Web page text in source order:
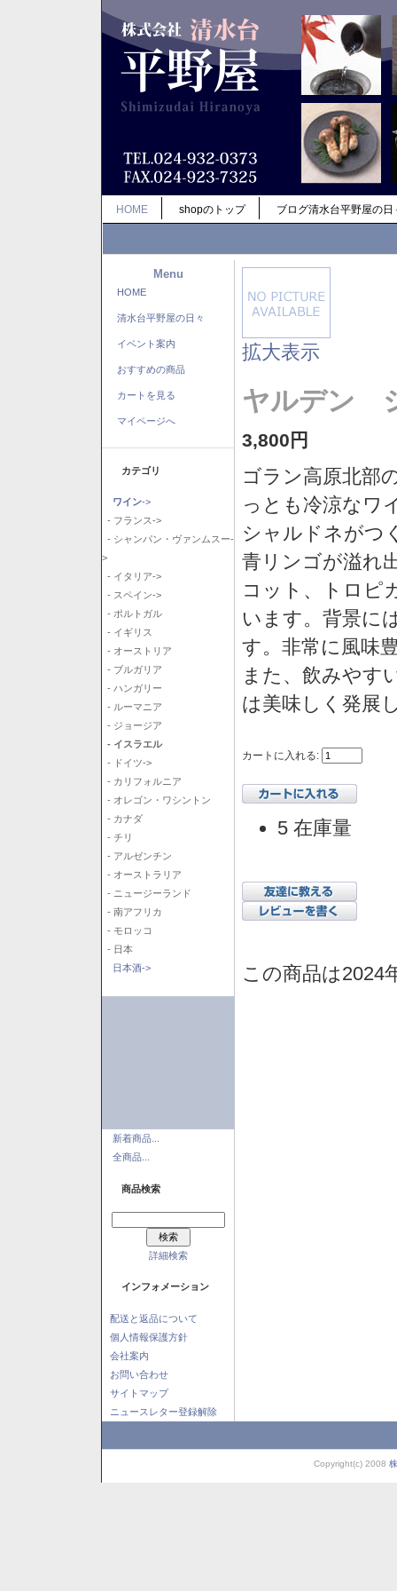
HOME shopのトップ ブログ清水台平野屋の日
Menu
HOME
清水台平野屋の日々
イベント案内
おすすめの商品
カートを見る
マイページへ
カテゴリ
ワイン->
- フランス->
- シャンパン・ヴァンムスー-
>
- イタリア->
- スペイン->
- ポルトガル
- イギリス
- オーストリア
- ブルガリア
- ハンガリー
- ルーマニア
- ジョージア
- イスラエル
- ドイツ->
- カリフォルニア
- オレゴン・ワシントン
- カナダ
- チリ
- アルゼンチン
- オーストラリア
- ニュージーランド
- 南アフリカ
- モロッコ
- 日本
日本酒->
新着商品...
全商品...
商品検索
詳細検索
インフォメーション
配送と返品について
個人情報保護方針
会社案内
お問い合わせ
サイトマップ
ニュースレター登録解除
拡大表示
ヤルデン
3,800円
ゴラン高原北部
っとも冷涼なワ
シャルドネがつ
青リンゴが溢れ
コット、トロピ
います。背景に
す。非常に風味
また、飲みやす
は美味しく発展
カートに入れる:
5 在庫量
この商品は2024
Copyright(c) 2008